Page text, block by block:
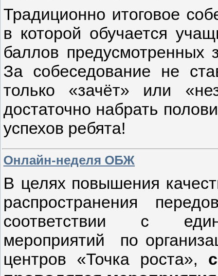
Традиционно итоговое
в которой обучается
баллов предусмотренных
За собеседование не
только «зачёт» или
достаточно набрать
успехов ребята!
Онлайн-неделя ОБЖ
В целях повышения
распространения
соответствии с
мероприятий по
центров «Точка роста»,